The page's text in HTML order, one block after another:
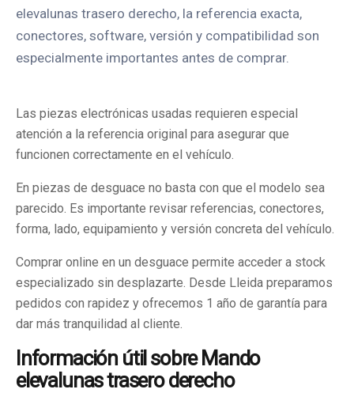
elevalunas trasero derecho, la referencia exacta,
conectores, software, versión y compatibilidad son
especialmente importantes antes de comprar.
Las piezas electrónicas usadas requieren especial
atención a la referencia original para asegurar que
funcionen correctamente en el vehículo.
En piezas de desguace no basta con que el modelo sea
parecido. Es importante revisar referencias, conectores,
forma, lado, equipamiento y versión concreta del vehículo.
Comprar online en un desguace permite acceder a stock
especializado sin desplazarte. Desde Lleida preparamos
pedidos con rapidez y ofrecemos 1 año de garantía para
dar más tranquilidad al cliente.
Información útil sobre Mando
elevalunas trasero derecho